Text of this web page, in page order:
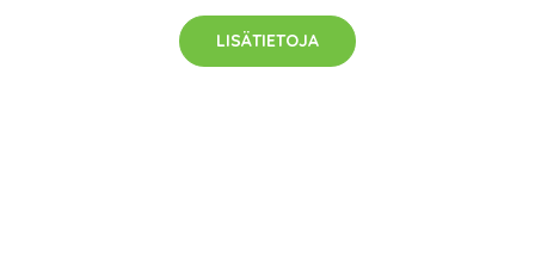
LISÄTIETOJA